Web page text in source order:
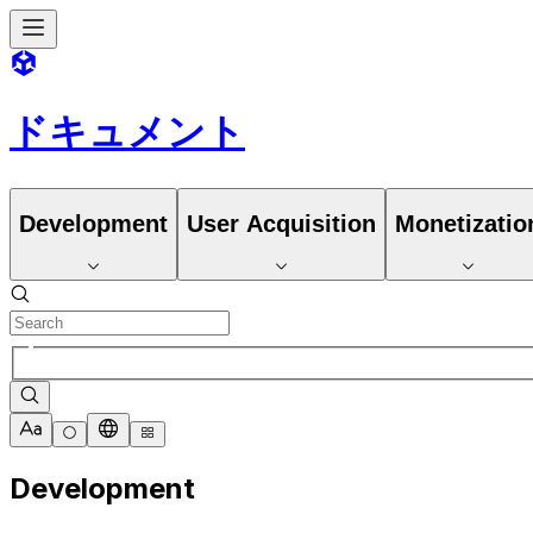
ドキュメント
Development User Acquisition
Development